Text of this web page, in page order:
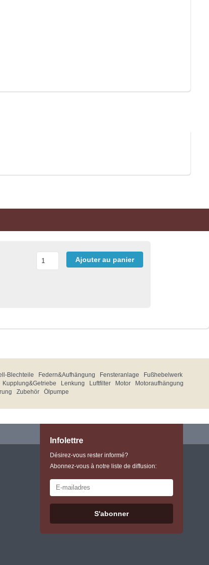
Ajouter au panier
Blechteile Federn&Aufhängung Fensteranlage
Fußhebelwerk
Kupplung&Getriebe Lenkung Luftfilter Motor
Motoraufhängung
Zubehör Ölpumpe
Infolettre
Désirez-vous rester informé?
Abonnez-vous à notre liste de diffusion:
S'abonner